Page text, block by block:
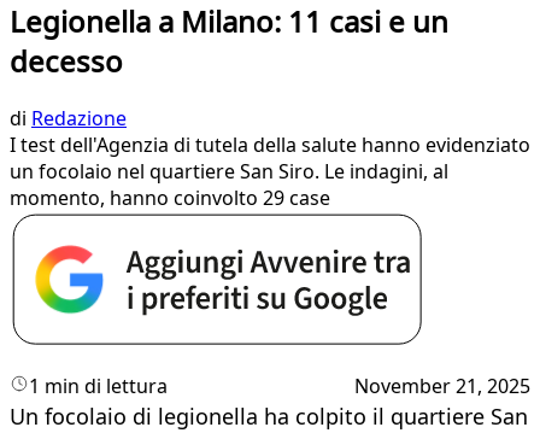
Legionella a Milano: 11 casi e un
decesso
di Redazione
I test dell'Agenzia di tutela della salute hanno evidenziato
un focolaio nel quartiere San Siro. Le indagini, al
momento, hanno coinvolto 29 case
1 min di lettura November 21, 2025
Un focolaio di legionella ha colpito il quartiere San